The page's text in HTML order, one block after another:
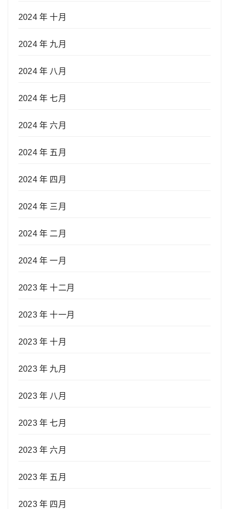
2024 年 十月
2024 年 九月
2024 年 八月
2024 年 七月
2024 年 六月
2024 年 五月
2024 年 四月
2024 年 三月
2024 年 二月
2024 年 一月
2023 年 十二月
2023 年 十一月
2023 年 十月
2023 年 九月
2023 年 八月
2023 年 七月
2023 年 六月
2023 年 五月
2023 年 四月